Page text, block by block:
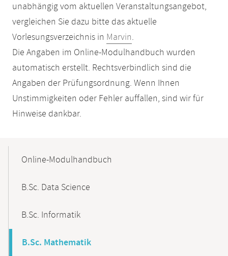
unabhängig vom aktuellen Veranstaltungsangebot,
vergleichen Sie dazu bitte das aktuelle
Vorlesungsverzeichnis in Marvin.
Die Angaben im Online-Modulhandbuch wurden
automatisch erstellt. Rechtsverbindlich sind die
Angaben der Prüfungsordnung. Wenn Ihnen
Unstimmigkeiten oder Fehler auffallen, sind wir für
Hinweise dankbar.
NavigationOnline-Modulhandbuch
B.Sc. Data Science
B.Sc. Informatik
B.Sc. Mathematik